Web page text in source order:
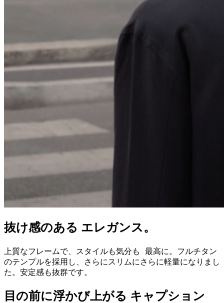
抜け感のある エレガンス。
上質なフレームで、スタイルも気分も 最高に。フルチタン
のテンプルを採用し、さらにスリムにさらに軽量になりまし
た。安定感も抜群です。
目の前に浮かび上がる キャプション